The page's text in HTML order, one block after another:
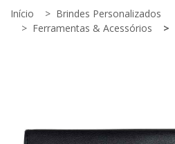
Início
Brindes Personalizados
Ferramentas & Acessórios